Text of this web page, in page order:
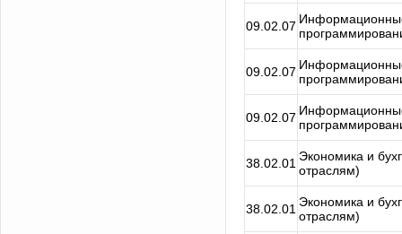
09.02.07
09.02.07
09.02.07
38.02.01 Экономика и
отраслям)
38.02.01 Экономика и
отраслям)